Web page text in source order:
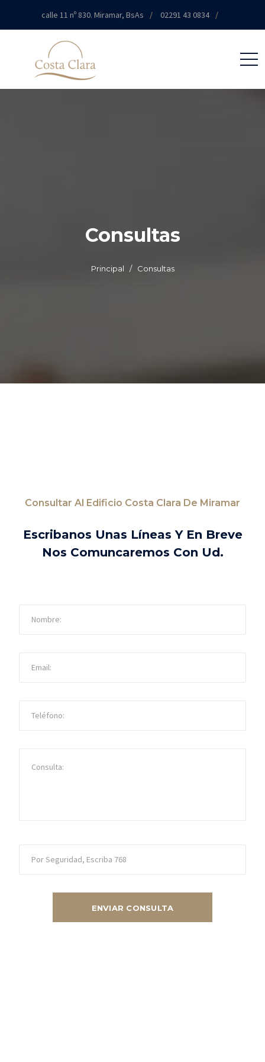
calle 11 nº 830. Miramar, BsAs 02291 43 0834
info@edificiocostaclara.com.ar
Consultas
Principal Consultas
Consultar Al Edificio Costa Clara De Miramar
Escribanos Unas Líneas Y En Breve
Nos Comuncaremos Con Ud.